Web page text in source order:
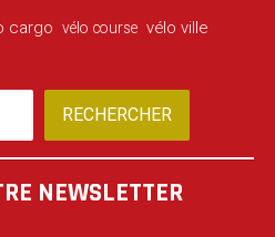
cargo vélo course vélo ville
RECHERCHER
NEWSLETTER